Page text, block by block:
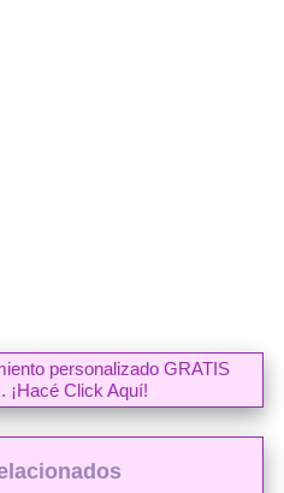
personalizado GRATIS
¡Hacé Click Aquí!